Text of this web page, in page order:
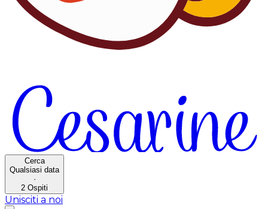
Cerca
Qualsiasi data
·
2 Ospiti
Unisciti a noi